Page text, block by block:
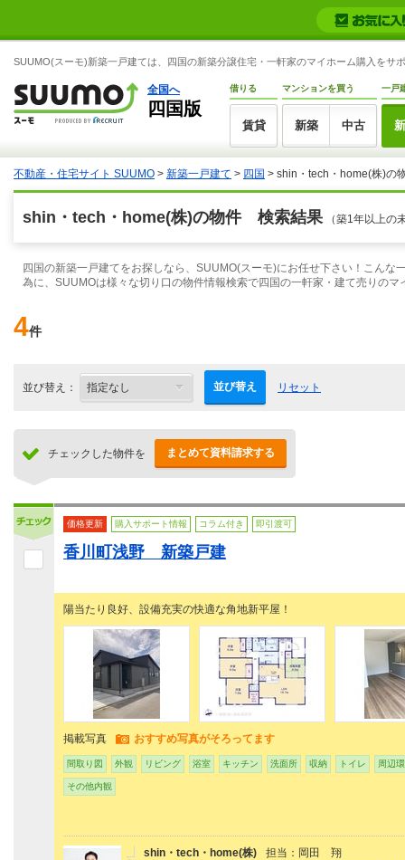
SUUMO(スーモ)新築一戸建ては、四国の新築分譲住宅・一軒家のマイホーム購入をサ
全国へ
四国版
借りる
賃貸
マンションを買う
新築 中古
一戸
不動産・住宅サイト SUUMO > 新築一戸建て > 四国 > shin・tech・home(株)の
shin・tech・home(株)の物件 検索結果 （築1年以上の
四国の新築一戸建てをお探しなら、SUUMO(スーモ)にお任せ下さい！こん
為に、SUUMOは様々な切り口の物件情報検索で四国の一軒家・建て売りの
4件
並び替え： 並び替え リセット
チェックした物件を まとめて資料請求する
価格更新 購入サポート情報 コラム付き 即引渡可
香川町浅野 新築戸建
陽当たり良好、設備充実の快適な角地新平屋！
掲載写真 おすすめ写真がそろってます
間取り図 外観 リビング 浴室 キッチン 洗面所 収納 トイレ 周辺
その他内観
shin・tech・home(株)
担当：岡田 翔